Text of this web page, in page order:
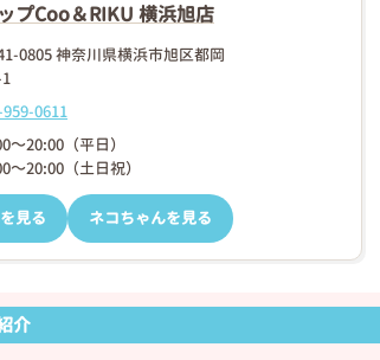
2026年04月18日
プCoo＆RIKU 横浜旭店
0805 神奈川県横浜市旭区都岡
0611
～20:00（平日）
～20:00（土日祝）
見る ネコちゃんを見る
介